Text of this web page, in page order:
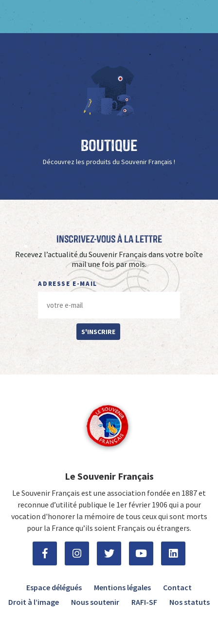
Boutique
Découvrez les produits du Souvenir Français !
Inscrivez-vous à La Lettre
Recevez l’actualité du Souvenir Français dans votre boîte
mail une fois par mois.
ADRESSE E-MAIL
S'INSCRIRE
Le Souvenir Français
Le Souvenir Français est une association fondée en 1887 et
reconnue d’utilité publique le 1er février 1906 qui a pour
vocation d'honorer la mémoire de tous ceux qui sont morts
pour la France qu’ils soient Français ou étrangers.
Espace délégués Mentions légales
Contact
Droit à l’image
Nous soutenir RAFI-SF Nos statuts